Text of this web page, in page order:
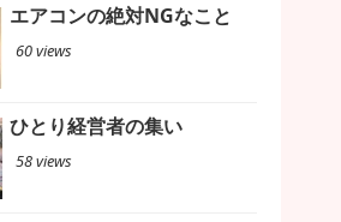
エアコンの絶対NGなこと
60 views
ひとり経営者の集い
58 views